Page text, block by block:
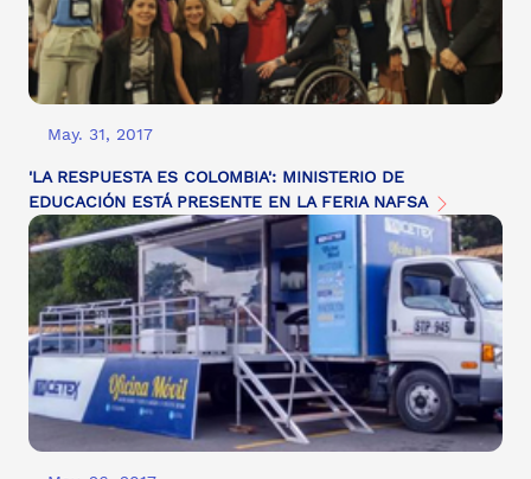
May. 31, 2017
'LA RESPUESTA ES COLOMBIA': MINISTERIO DE
EDUCACIÓN ESTÁ PRESENTE EN LA FERIA NAFSA